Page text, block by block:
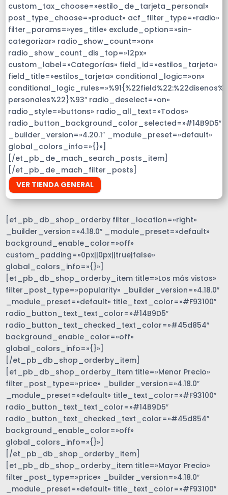
custom_tax_choose=»estilo_de_tarjeta_personal»
post_type_choose=»product» acf_filter_type=»radio»
filter_params=»yes_title» exclude_option=»sin-
categorizar» radio_show_count=»on»
radio_show_count_dis_top=»12px»
custom_label=»Categorías» field_id=»estilos_tarjeta»
field_title=»estilos_tarjeta» conditional_logic=»on»
personales%22}%93″ radio_deselect=»on»
radio_style=»buttons» radio_all_text=»Todos»
radio_button_background_color_selected=»#14B9D5″
_builder_version=»4.20.1″ _module_preset=»default»
global_colors_info=»{}»]
[/et_pb_de_mach_search_posts_item]
[/et_pb_de_mach_filter_posts]
VER TIENDA GENERAL
[et_pb_db_shop_orderby filter_location=»right»
_builder_version=»4.18.0″ _module_preset=»default»
background_enable_color=»off»
custom_padding=»0px||0px||true|false»
global_colors_info=»{}»]
[et_pb_db_shop_orderby_item title=»Los más vistos»
filter_post_type=»popularity» _builder_version=»4.18.0″
_module_preset=»default» title_text_color=»#F93100″
radio_button_text_text_color=»#14B9D5″
radio_button_text_checked_text_color=»#45d854″
background_enable_color=»off»
global_colors_info=»{}»]
[/et_pb_db_shop_orderby_item]
[et_pb_db_shop_orderby_item title=»Menor Precio»
filter_post_type=»price» _builder_version=»4.18.0″
_module_preset=»default» title_text_color=»#F93100″
radio_button_text_text_color=»#14B9D5″
radio_button_text_checked_text_color=»#45d854″
background_enable_color=»off»
global_colors_info=»{}»]
[/et_pb_db_shop_orderby_item]
[et_pb_db_shop_orderby_item title=»Mayor Precio»
filter_post_type=»price» _builder_version=»4.18.0″
_module_preset=»default» title_text_color=»#F93100″